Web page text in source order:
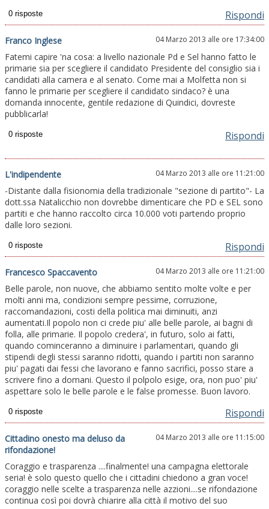
Rispondi
Franco Inglese 04 Marzo 2013 alle ore 17:34:00
Fatemi capire 'na cosa: a livello nazionale Pd e Sel hanno fatto le
primarie sia per scegliere il candidato Presidente del consiglio sia i
candidati alla camera e al senato. Come mai a Molfetta non si
fanno le primarie per scegliere il candidato sindaco? è una
domanda innocente, gentile redazione di Quindici, dovreste
pubblicarla!
Rispondi
L'indipendente 04 Marzo 2013 alle ore 11:21:00
-Distante dalla fisionomia della tradizionale "sezione di partito"- La
dott.ssa Natalicchio non dovrebbe dimenticare che PD e SEL sono
partiti e che hanno raccolto circa 10.000 voti partendo proprio
dalle loro sezioni.
Rispondi
Francesco Spaccavento 04 Marzo 2013 alle ore 11:21:00
Belle parole, non nuove, che abbiamo sentito molte volte e per
molti anni ma, condizioni sempre pessime, corruzione,
raccomandazioni, costi della politica mai diminuiti, anzi
aumentati.Il popolo non ci crede piu' alle belle parole, ai bagni di
folla, alle primarie. Il popolo credera', in futuro, solo ai fatti,
quando cominceranno a diminuire i parlamentari, quando gli
stipendi degli stessi saranno ridotti, quando i partiti non saranno
piu' pagati dai fessi che lavorano e fanno sacrifici, posso stare a
scrivere fino a domani. Questo il polpolo esige, ora, non puo' piu'
aspettare solo le belle parole e le false promesse. Buon lavoro.
Rispondi
Cittadino onesto ma deluso da
rifondazione!
04 Marzo 2013 alle ore 11:15:00
Coraggio e trasparenza ....finalmente! una campagna elettorale
seria! è solo questo quello che i cittadini chiedono a gran voce!
coraggio nelle scelte a trasparenza nelle azzioni....se rifondazione
continua così poi dovrà chiarire alla città il motivo del suo